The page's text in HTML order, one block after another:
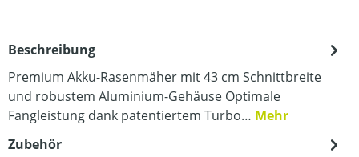
Beschreibung
Premium Akku-Rasenmäher mit 43 cm Schnittbreite
und robustem Aluminium-Gehäuse Optimale
Fangleistung dank patentiertem Turbo… Mehr
Zubehör